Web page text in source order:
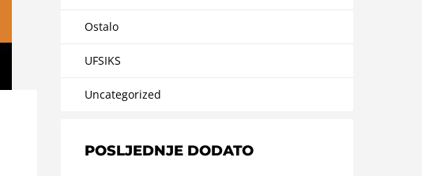
Ostalo
UFSIKS
Uncategorized
POSLJEDNJE DODATO